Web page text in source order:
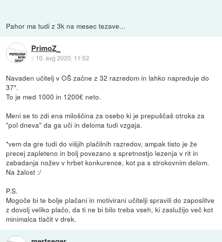
Pahor ma tudi z 3k na mesec tezave...
PrimoZ_
:: 10. avg 2020, 11:52
Navaden učitelj v OŠ začne z 32 razredom in lahko napreduje do
37*.
To je med 1000 in 1200€ neto.
Meni se to zdi ena miloščina za osebo ki je prepuščaš otroka za
"pol dneva" da ga uči in deloma tudi vzgaja.
*vem da gre tudi do višjih plačilnih razredov, ampak tisto je že
precej zapleteno in bolj povezano s spretnostjo lezenja v rit in
zabadanja nožev v hrbet konkurence, kot pa s strokovnim delom.
Na žalost :/
P.S.
Mogoče bi te bolje plačani in motivirani učitelji spravili do zaposlitve
z dovolj veliko plačo, da ti ne bi bilo treba vseh, ki zaslužijo več kot
minimalca tlačit v drek.